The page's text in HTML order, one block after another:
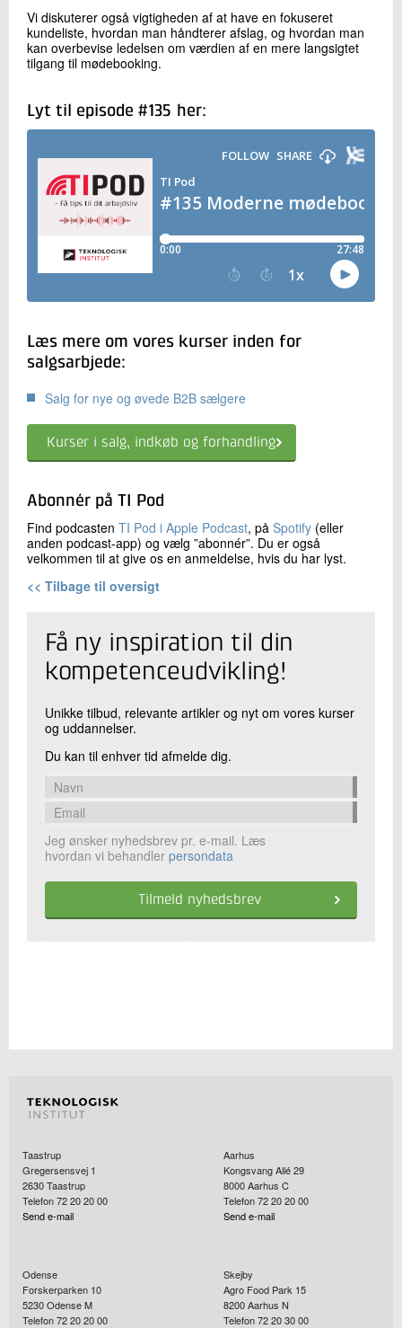
Vi diskuterer også vigtigheden af at have en fokuseret
kundeliste, hvordan man håndterer afslag, og hvordan man
kan overbevise ledelsen om værdien af en mere langsigtet
tilgang til mødebooking.
Lyt til episode #135 her:
Læs mere om vores kurser inden for
salgsarbjede:
Salg for nye og øvede B2B sælgere
Kurser i salg, indkøb og forhandling
Abonnér på TI Pod
Find podcasten TI Pod i Apple Podcast, på Spotify (eller
anden podcast-app) og vælg ”abonnér”. Du er også
velkommen til at give os en anmeldelse, hvis du har lyst.
<< Tilbage til oversigt
Få ny inspiration til din
kompetenceudvikling!
Unikke tilbud, relevante artikler og nyt om vores kurser
og uddannelser.
Du kan til enhver tid afmelde dig.
Jeg ønsker nyhedsbrev pr. e-mail. Læs
hvordan vi behandler persondata
Taastrup
Gregersensvej 1
2630Taastrup
Telefon 72 20 20 00
Send e-mail
Aarhus
Kongsvang Allé 29
8000Aarhus C
Telefon 72 20 20 00
Send e-mail
Odense
Forskerparken 10
5230Odense M
Telefon 72 20 20 00
Skejby
Agro Food Park 15
8200Aarhus N
Telefon 72 20 30 00